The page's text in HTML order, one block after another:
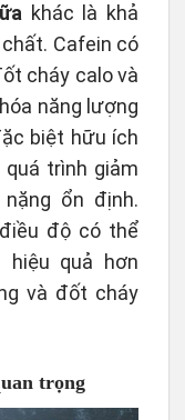
khác là khả
Cafein có
cháy calo và
năng lượng
biệt hữu ích
trình giảm
ổn định.
độ có thể
quả hơn
và đốt cháy
trọng